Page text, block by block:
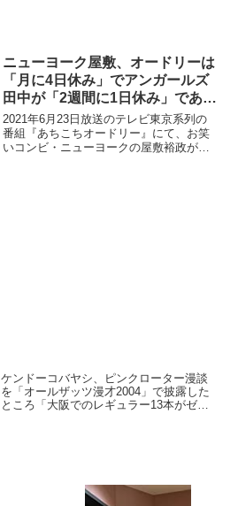
ニューヨーク屋敷、オードリーは
「月に4日休み」でアンガールズ
田中が「2週間に1日休み」である
と聞いて絶望「俺、ゾッとしても
うて…」
2021年6月23日放送のテレビ東京系列の
番組『あちこちオードリー』にて、お笑
いコンビ・ニューヨークの屋敷裕政が、
ケンドーコバヤシ、ピンクローター漫談
を「オールザッツ漫才2004」で披露した
ところ「大阪でのレギュラー13本がゼ